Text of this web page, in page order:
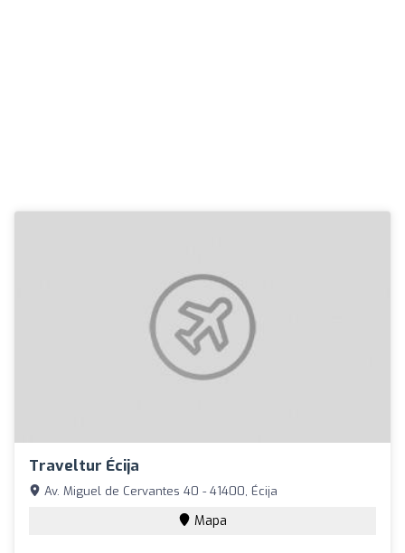
Traveltur Écija
Av. Miguel de Cervantes 40 - 41400, Écija
Mapa